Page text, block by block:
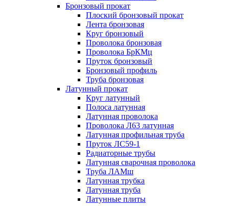
Бронзовый прокат
Плоский бронзовый прокат
Лента бронзовая
Круг бронзовый
Проволока бронзовая
Проволока БрКМц
Пруток бронзовый
Бронзовый профиль
Труба бронзовая
Латунный прокат
Круг латунный
Полоса латунная
Латунная проволока
Проволока Л63 латунная
Латунная профильная труба
Пруток ЛС59-1
Радиаторные трубы
Латунная сварочная проволока
Труба ЛАМш
Латунная трубка
Латунная труба
Латунные плиты